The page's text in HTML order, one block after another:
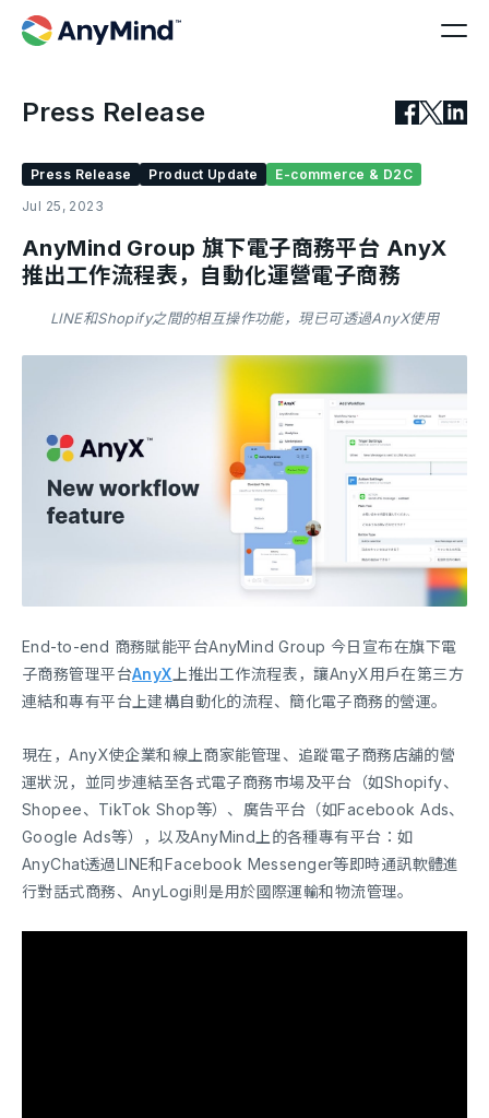
Press Release
Press Release Product Update
E-commerce & D2C
Jul 25, 2023
AnyMind Group 旗下電子商務平台 AnyX
推出工作流程表，自動化運營電子商務
LINE和Shopify之間的相互操作功能，現已可透過AnyX使用
End-to-end 商務賦能平台AnyMind Group 今日宣布在旗下電
子商務管理平台AnyX 上推出工作流程表，讓AnyX用戶在第三方
連結和專有平台上建構自動化的流程、簡化電子商務的營運。
現在，AnyX使企業和線上商家能管理、追蹤電子商務店舖的營
運狀況，並同步連結至各式電子商務市場及平台（如Shopify、
Shopee、TikTok Shop等）、廣告平台（如Facebook Ads、
Google Ads等），以及AnyMind上的各種專有平台：如
AnyChat透過LINE和Facebook Messenger等即時通訊軟體進
行對話式商務、AnyLogi則是用於國際運輸和物流管理。